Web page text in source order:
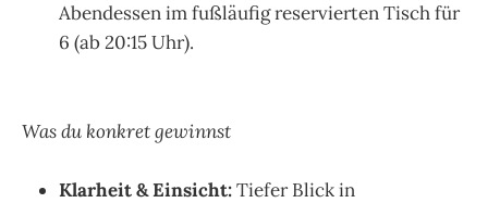
Abendessen im fußläufig reservierten Tisch für
6 (ab 20:15 Uhr).
Was du konkret gewinnst
Klarheit & Einsicht:Tiefer Blick in